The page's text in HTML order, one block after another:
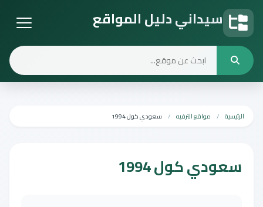
سيداني دليل المواقع
الرئيسية مواقع الترفيه سعودي كول 1994
سعودي كول 1994